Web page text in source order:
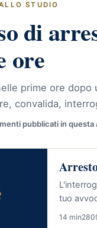
STUDIO
di
ore
prime ore
convalida,
pubblicati in questa
tuo
14 min